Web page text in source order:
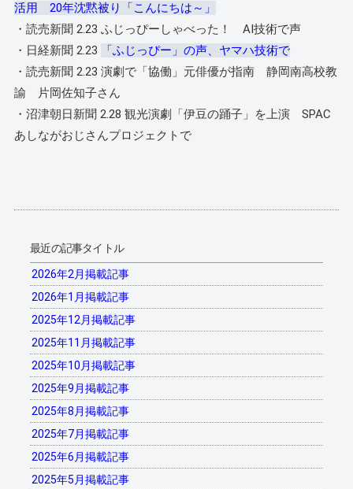
活用 20年沈黙被り「こんにちは～」
・読売新聞 2.23 ふじっぴーしゃべった！ AI技術で声
・日経新聞 2.23
「ふじっぴー」の声、ヤマハ技術で
・読売新聞 2.23 演劇で「協働」元俳優が指南 静岡南高校教
諭 片岡佐知子さん
・沼津朝日新聞 2.28 観光演劇「伊豆の踊子」を上演 SPAC
あしながおじさんプロジェクトで
最近の記事タイトル
2026年2月掲載記事
2026年1月掲載記事
2025年12月掲載記事
2025年11月掲載記事
2025年10月掲載記事
2025年9月掲載記事
2025年8月掲載記事
2025年7月掲載記事
2025年6月掲載記事
2025年5月掲載記事